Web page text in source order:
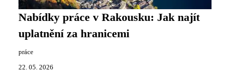
Nabídky práce v Rakousku: Jak najít
uplatnění za hranicemi
práce
22. 05. 2026